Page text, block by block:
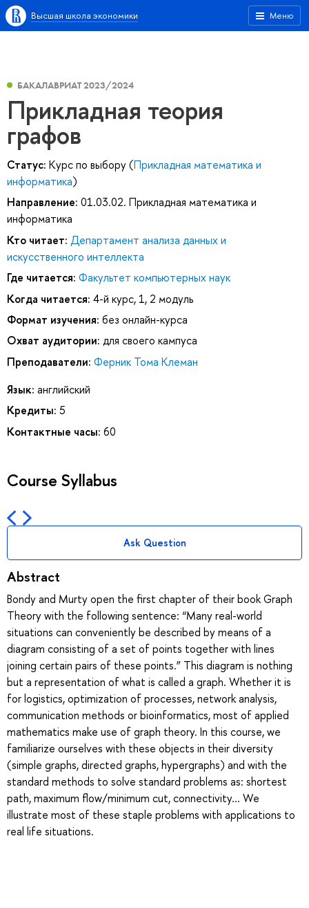
Меню
Высшая школа экономики
БАКАЛАВРИАТ 2023/2024
Прикладная теория
графов
Статус: Курс по выбору (Прикладная математика и
информатика)
Направление: 01.03.02. Прикладная математика и
информатика
Кто читает: Департамент анализа данных и
искусственного интеллекта
Где читается: Факультет компьютерных наук
Когда читается: 4-й курс, 1, 2 модуль
Формат изучения: без онлайн-курса
Охват аудитории: для своего кампуса
Преподаватели: Ферник Тома Клеман
Язык: английский
Кредиты: 5
Контактные часы: 60
Course Syllabus
Ask Question
Abstract
Bondy and Murty open the first chapter of their book Graph
Theory with the following sentence: “Many real-world
situations can conveniently be described by means of a
diagram consisting of a set of points together with lines
joining certain pairs of these points.” This diagram is nothing
but a representation of what is called a graph. Whether it is
for logistics, optimization of processes, network analysis,
communication methods or bioinformatics, most of applied
mathematics make use of graph theory. In this course, we
familiarize ourselves with these objects in their diversity
(simple graphs, directed graphs, hypergraphs) and with the
standard methods to solve standard problems as: shortest
path, maximum flow/minimum cut, connectivity... We
illustrate most of these staple problems with applications to
real life situations.